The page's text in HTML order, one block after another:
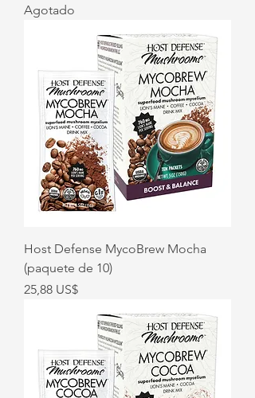
Agotado
Host Defense MycoBrew Mocha
(paquete de 10)
Precio
25,88 US$